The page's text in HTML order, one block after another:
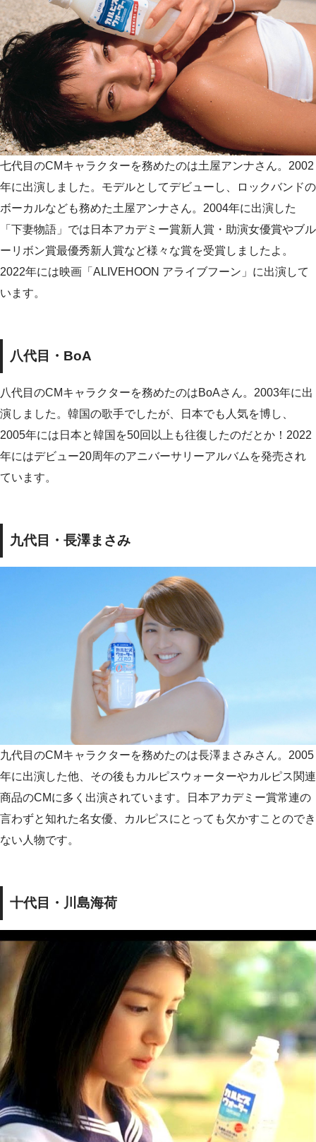
七代目のCMキャラクターを務めたのは土屋アンナさん。2002
年に出演しました。モデルとしてデビューし、ロックバンドの
ボーカルなども務めた土屋アンナさん。2004年に出演した
「下妻物語」では日本アカデミー賞新人賞・助演女優賞やブル
ーリボン賞最優秀新人賞など様々な賞を受賞しましたよ。
2022年には映画「ALIVEHOON アライブフーン」に出演して
います。
八代目・BoA
八代目のCMキャラクターを務めたのはBoAさん。2003年に出
演しました。韓国の歌手でしたが、日本でも人気を博し、
2005年には日本と韓国を50回以上も往復したのだとか！2022
年にはデビュー20周年のアニバーサリーアルバムを発売され
ています。
九代目・長澤まさみ
九代目のCMキャラクターを務めたのは長澤まさみさん。2005
年に出演した他、その後もカルピスウォーターやカルピス関連
商品のCMに多く出演されています。日本アカデミー賞常連の
言わずと知れた名女優、カルピスにとっても欠かすことのでき
ない人物です。
十代目・川島海荷